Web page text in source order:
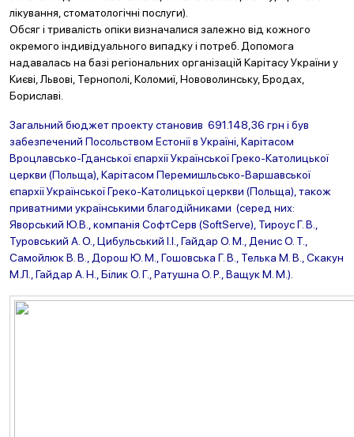
лікування, стоматологічні послуги).
Обсяг і тривалість опіки визначалися залежно від кожного
окремого індивідуального випадку і потреб. Допомога
надавалась на базі регіональних організацій Карітасу України у
Києві, Львові, Тернополі, Коломиї, Нововолинську, Бродах,
Бориславі.
Загальний бюджет проекту становив 691.148,36 грн і був
забезпечений Посольством Естонії в Україні, Карітасом
Вроцлавсько-Гданської єпархії Української Греко-Католицької
церкви (Польща), Карітасом Перемишльсько-Варшавської
єпархії Української Греко-Католицької церкви (Польща), також
приватними українськими благодійниками (серед них:
Яворський Ю.В., компанія СофтСерв (SoftServe), Тироус Г. В.,
Туровський А. О., Цибульський І.І., Гайдар О. М., Денис О. Т.,
Самойлюк В. В., Дорош Ю. М., Гошовська Г. В., Телька М. В., Скакун
М.Л., Гайдар А. Н., Білик О. Г., Ратушна О. Р., Ващук М. М.).